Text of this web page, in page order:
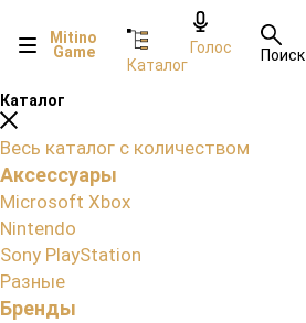
Mitino
Game
Каталог
Голос Поиск
Каталог
Весь каталог с количеством
Аксессуары
Microsoft Xbox
Nintendo
Sony PlayStation
Разные
Бренды